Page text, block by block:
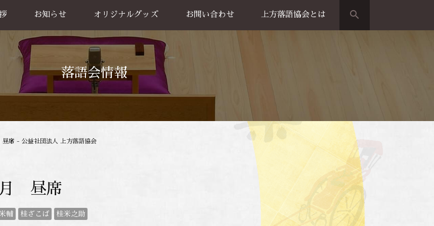
お知らせ オリジナルグッズ
グッズ販売
お買い物方法
お問い合わせ 上方落語協会とは search
落語会情報
昼席 - 公益社団法人 上方落語協会
昼席
輔 桂ざこば 桂米之助